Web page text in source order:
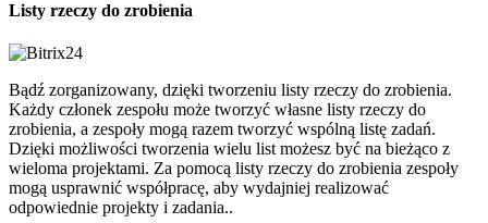
Listy rzeczy do zrobienia
Bądź zorganizowany, dzięki tworzeniu listy rzeczy do zrobienia.
Każdy członek zespołu może tworzyć własne listy rzeczy do
zrobienia, a zespoły mogą razem tworzyć wspólną listę zadań.
Dzięki możliwości tworzenia wielu list możesz być na bieżąco z
wieloma projektami. Za pomocą listy rzeczy do zrobienia zespoły
mogą usprawnić współpracę, aby wydajniej realizować
odpowiednie projekty i zadania..